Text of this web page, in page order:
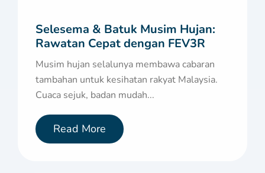
Selesema & Batuk Musim Hujan:
Rawatan Cepat dengan FEV3R
Musim hujan selalunya membawa cabaran
tambahan untuk kesihatan rakyat Malaysia.
Cuaca sejuk, badan mudah...
Read More